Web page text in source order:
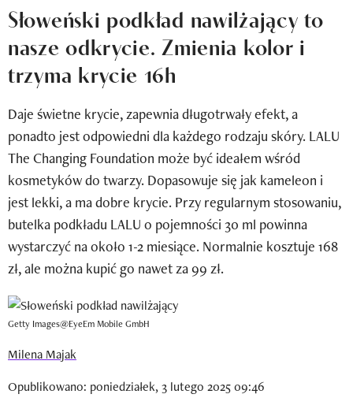
Klub Recenzentki
Newsy
Newsletter
Wizaz Summer Influ School
Mój profil / Zarejestruj się
Słoweński podkład nawilżający to
nasze odkrycie. Zmienia kolor i
trzyma krycie 16h
Daje świetne krycie, zapewnia długotrwały efekt, a
ponadto jest odpowiedni dla każdego rodzaju skóry. LALU
The Changing Foundation może być ideałem wśród
kosmetyków do twarzy. Dopasowuje się jak kameleon i
jest lekki, a ma dobre krycie. Przy regularnym stosowaniu,
butelka podkładu LALU o pojemności 30 ml powinna
wystarczyć na około 1-2 miesiące. Normalnie kosztuje 168
zł, ale można kupić go nawet za 99 zł.
Getty Images@EyeEm Mobile GmbH
Milena Majak
Opublikowano: poniedziałek, 3 lutego 2025 09:46